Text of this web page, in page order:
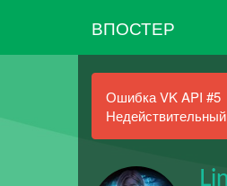
ВПОСТЕР
Ошибка VK API #5